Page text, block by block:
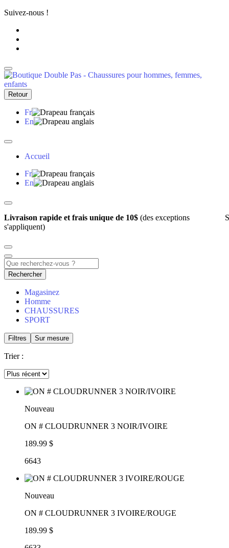
Suivez-nous !
Retour
Fr
En
Accueil
Fr
En
Livraison rapide et frais unique de 10$ (des exceptions
s'appliquent)
Rechercher
Magasinez
Homme
CHAUSSURES
SPORT
Filtres Sur mesure
Trier :
Nouveau
ON # CLOUDRUNNER 3 NOIR/IVOIRE
189.99 $
6643
Nouveau
ON # CLOUDRUNNER 3 IVOIRE/ROUGE
189.99 $